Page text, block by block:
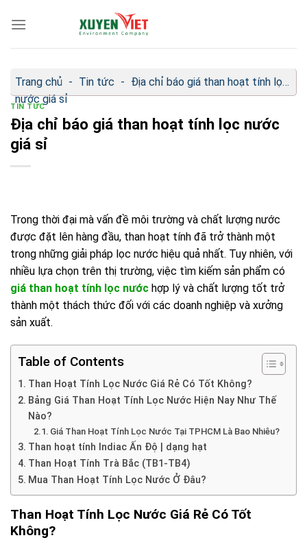
qua
Trang chủ - Tin tức - Địa chỉ báo giá than hoạt tính lọc
nước giá sỉ
TIN TỨC
Địa chỉ báo giá than hoạt tính lọc nước
giá sỉ
Trong thời đại mà vấn đề môi trường và chất lượng nước
được đặt lên hàng đầu, than hoạt tính đã trở thành một
trong những giải pháp lọc nước hiệu quả nhất. Tuy nhiên, với
nhiều lựa chọn trên thị trường, việc tìm kiếm sản phẩm có
giá than hoạt tính lọc nước hợp lý và chất lượng tốt trở
thành một thách thức đối với các doanh nghiệp và xưởng
sản xuất.
Table of Contents
Than Hoạt Tính Lọc Nước Giá Rẻ Có Tốt Không?
Bảng Giá Than Hoạt Tính Lọc Nước Hiện Nay Như Thế
Nào?
Giá Than Hoạt Tính Lọc Nước Tại TPHCM Là Bao Nhiêu?
Than hoạt tính Indiac Ấn Độ | dạng hạt
Than Hoạt Tính Trà Bắc (TB1-TB4)
Mua Than Hoạt Tính Lọc Nước Ở Đâu?
Than Hoạt Tính Lọc Nước Giá Rẻ Có Tốt
Không?